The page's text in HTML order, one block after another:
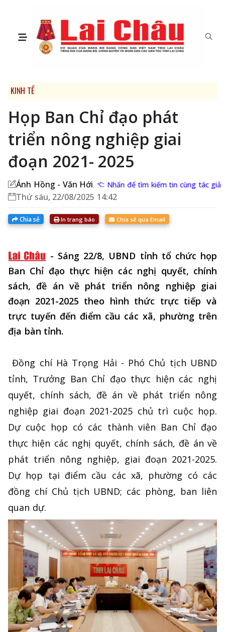
KINH TẾ
Họp Ban Chỉ đạo phát
triển nông nghiệp giai
đoạn 2021- 2025
Ánh Hồng - Văn Hới Nhấn để tìm kiếm tin cùng tác giả
Thứ sáu, 22/08/2025 14:42
Chia sẻ In trang báo Chia sẻ qua Email
- Sáng 22/8, UBND tỉnh tổ chức họp
Ban Chỉ đạo thực hiện các nghị quyết, chính
sách, đề án về phát triển nông nghiệp giai
đoạn 2021-2025 theo hình thức trực tiếp và
trực tuyến đến điểm cầu các xã, phường trên
địa bàn tỉnh.
Đồng chí Hà Trọng Hải - Phó Chủ tịch UBND
tỉnh, Trưởng Ban Chỉ đạo thực hiện các nghị
quyết, chính sách, đề án về phát triển nông
nghiệp giai đoạn 2021-2025 chủ trì cuộc họp.
Dự cuộc họp có các thành viên Ban Chỉ đạo
thực hiện các nghị quyết, chính sách, đề án về
phát triển nông nghiệp, giai đoạn 2021-2025.
Dự họp tại điểm cầu các xã, phường có các
đồng chí Chủ tịch UBND; các phòng, ban liên
quan dự.